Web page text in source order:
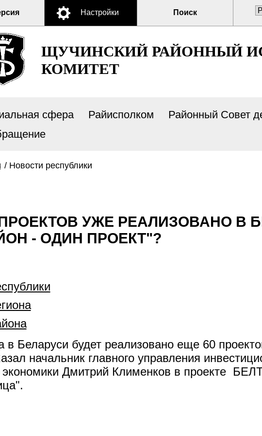
Настройки Поиск
ЩУЧИНСКИЙ РАЙОННЫЙ
КОМИТЕТ
сфера Райисполком Районный Совет
/ Новости республики
УЖЕ РЕАЛИЗОВАНО В
- ОДИН ПРОЕКТ"?
в Беларуси будет реализовано еще 60
начальник главного управления
экономики Дмитрий Клименков в проекте